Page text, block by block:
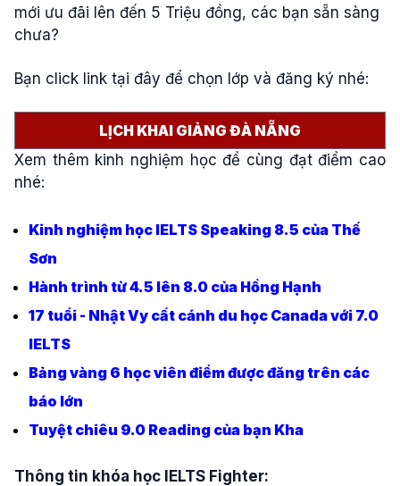
mới ưu đãi lên đến 5 Triệu đồng, các bạn sẵn sàng
chưa?
Bạn click link tại đây để chọn lớp và đăng ký nhé:
LỊCH KHAI GIẢNG ĐÀ NẴNG
Xem thêm kinh nghiệm học để cùng đạt điểm cao
nhé:
Kinh nghiệm học IELTS Speaking 8.5 của Thế
Sơn
Hành trình từ 4.5 lên 8.0 của Hồng Hạnh
17 tuổi - Nhật Vy cất cánh du học Canada với 7.0
IELTS
Bảng vàng 6 học viên điểm được đăng trên các
báo lớn
Tuyệt chiêu 9.0 Reading của bạn Kha
Thông tin khóa học IELTS Fighter: